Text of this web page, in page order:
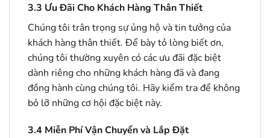
3.3 Ưu Đãi Cho Khách Hàng Thân Thiết
Chúng tôi trân trọng sự ủng hộ và tin tưởng của
khách hàng thân thiết. Để bày tỏ lòng biết ơn,
chúng tôi thường xuyên có các ưu đãi đặc biệt
dành riêng cho những khách hàng đã và đang
đồng hành cùng chúng tôi. Hãy kiểm tra để không
bỏ lỡ những cơ hội đặc biệt này.
3.4 Miễn Phí Vận Chuyển và Lắp Đặt